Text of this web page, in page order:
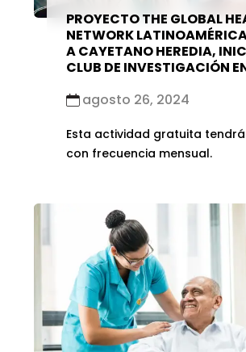
PROYECTO THE GLOBAL
NETWORK
A CAYETANO HEREDIA,
CLUB DE INVESTIGACIÓN
agosto 26, 2024
Esta actividad gratuita tendrá
con frecuencia mensual.